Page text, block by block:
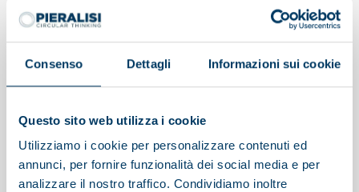
Consenso Dettagli Informazioni sui cookie
Questo sito web utilizza i cookie
Utilizziamo i cookie per personalizzare contenuti ed
annunci, per fornire funzionalità dei social media e per
analizzare il nostro traffico. Condividiamo inoltre
Pieralisi
Applications